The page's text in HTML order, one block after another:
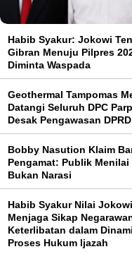
Habib Syakur: Jokowi
Gibran Menuju Pilpres
Diminta Waspada
Geothermal Tampomas
Datangi Seluruh DPC
Desak Pengawasan DPRD
Bobby Nasution Klaim
Pengamat: Publik Menilai
Bukan Narasi
Habib Syakur Nilai
Menjaga Sikap
Keterlibatan dalam
Proses Hukum Ijazah